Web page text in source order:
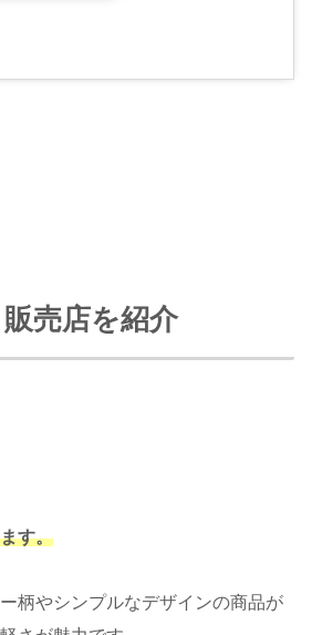
売店を紹介
す。
柄やシンプルなデザインの商品が